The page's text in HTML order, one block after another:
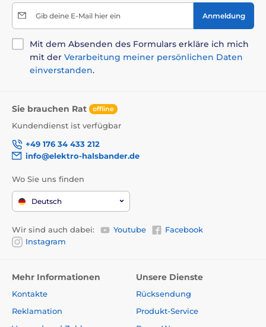
Gib deine E-Mail hier ein Anmeldung
Mit dem Absenden des Formulars erkläre ich mich
mit der Verarbeitung meiner persönlichen Daten
einverstanden.
Sie brauchen Rat offline
Kundendienst ist verfügbar
+49 176 34 433 212
info@elektro-halsbander.de
Wo Sie uns finden
Deutsch
Wir sind auch dabei: Youtube
Facebook
Instagram
Mehr Informationen
Kontakte
Reklamation
Unsere Dienste
Rücksendung
Produkt-Service